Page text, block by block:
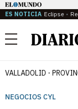
ES NOTICIA Eclipse
Menú
VALLADOLID
NEGOCIOS CYL